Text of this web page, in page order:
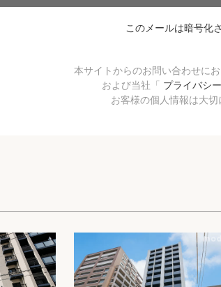
このメールは暗号化
本サイトからのお問い合わせに
および当社「 プライバシ
お客様の個人情報は大